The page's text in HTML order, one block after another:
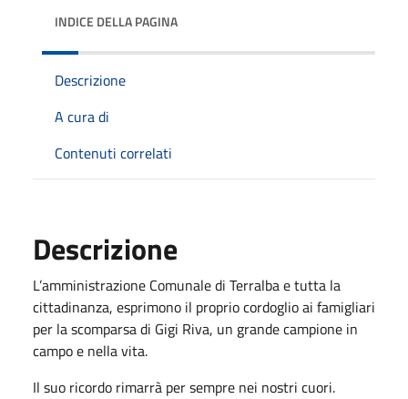
INDICE DELLA PAGINA
Descrizione
A cura di
Contenuti correlati
Descrizione
L’amministrazione Comunale di Terralba e tutta la
cittadinanza, esprimono il proprio cordoglio ai famigliari
per la scomparsa di Gigi Riva, un grande campione in
campo e nella vita.
Il suo ricordo rimarrà per sempre nei nostri cuori.